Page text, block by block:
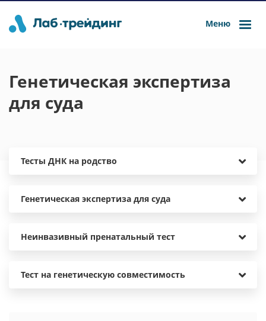
Меню
Генетическая экспертиза
для суда
Тесты ДНК на родство
Генетическая экспертиза для суда
Неинвазивный пренатальный тест
Тест на генетическую совместимость